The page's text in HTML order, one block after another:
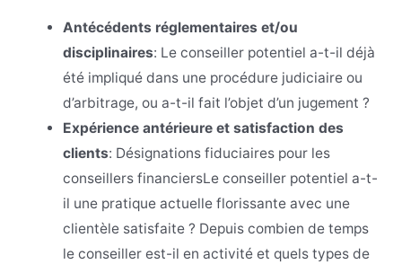
Antécédents réglementaires et/ou
disciplinaires: Le conseiller potentiel a-t-il déjà
été impliqué dans une procédure judiciaire ou
d’arbitrage, ou a-t-il fait l’objet d’un jugement ?
Expérience antérieure et satisfaction des
clients: Désignations fiduciaires pour les
conseillers financiersLe conseiller potentiel a-t-
il une pratique actuelle florissante avec une
clientèle satisfaite ? Depuis combien de temps
le conseiller est-il en activité et quels types de